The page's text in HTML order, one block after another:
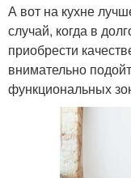
А вот на кухне
случай, когда в
приобрести
внимательно
функциональных